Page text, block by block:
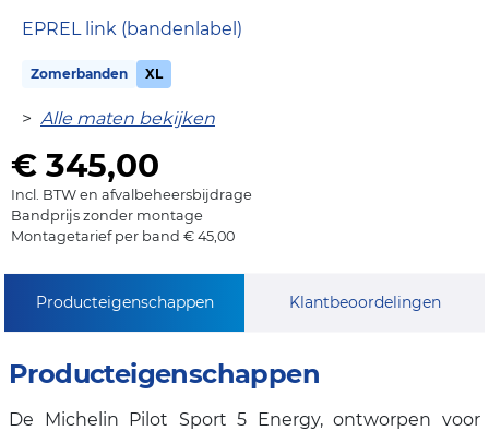
EPREL link (bandenlabel)
Zomerbanden XL
> Alle maten bekijken
€ 345,00
Incl. BTW en afvalbeheersbijdrage
Bandprijs zonder montage
Montagetarief per band € 45,00
Producteigenschappen Klantbeoordelingen
Producteigenschappen
De Michelin Pilot Sport 5 Energy, ontworpen voor